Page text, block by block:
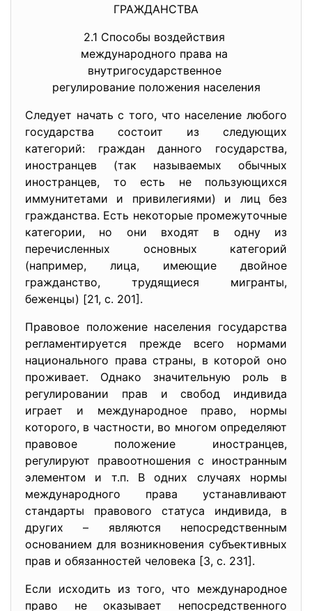
ГРАЖДАНСТВА
2.1 Способы воздействия
международного права на
внутригосударственное
регулирование положения населения
Следует начать с того, что население любого
государства состоит из следующих
категорий: граждан данного государства,
иностранцев (так называемых обычных
иностранцев, то есть не пользующихся
иммунитетами и привилегиями) и лиц без
гражданства. Есть некоторые промежуточные
категории, но они входят в одну из
перечисленных основных категорий
(например, лица, имеющие двойное
гражданство, трудящиеся мигранты,
беженцы) [21, с. 201].
Правовое положение населения государства
регламентируется прежде всего нормами
национального права страны, в которой оно
проживает. Однако значительную роль в
регулировании прав и свобод индивида
играет и международное право, нормы
которого, в частности, во многом определяют
правовое положение иностранцев,
регулируют правоотношения с иностранным
элементом и т.п. В одних случаях нормы
международного права устанавливают
стандарты правового статуса индивида, в
других – являются непосредственным
основанием для возникновения субъективных
прав и обязанностей человека [3, с. 231].
Если исходить из того, что международное
право не оказывает непосредственного